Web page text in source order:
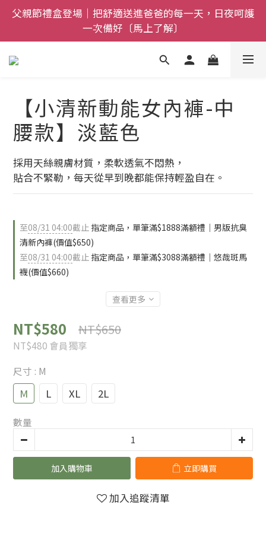
全館$800免運｜任搭８折起｜滿額再送新品-悠哉斑馬
襪〔立即了解〕
父親節禮盒登場｜把舒適送進爸爸的每一天，日夜呵護
一次備好〔馬上了解〕
全館$800免運｜任搭８折起｜滿額再送新品-悠哉斑馬
襪〔立即了解〕
【小清新動能女內褲-中
腰款】淡藍色
採用天絲親膚材質，柔軟透氣不悶熱，
貼合不緊勒，每天從早到晚都能保持輕盈自在。
至08/31 04:00截止 指定商品，單筆滿$1888滿額禮｜男版抗臭
清新內褲(價值$650)
至08/31 04:00截止 指定商品，單筆滿$3088滿額禮｜悠哉斑馬
襪(價值$660)
查看更多
NT$580 NT$650
NT$480 會員獨享
尺寸 : M
M L XL 2L
數量
加入購物車 立即購買
加入追蹤清單